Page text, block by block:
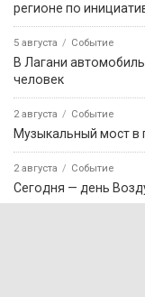
регионе по
5 августа Событие
В Лагани
человек
2 августа Событие
Музыкальный мост в
2 августа Событие
Сегодня — день